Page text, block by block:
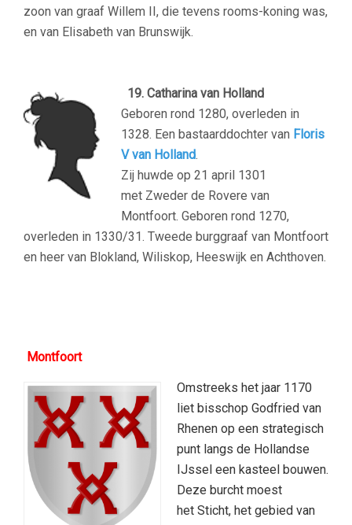
zoon van graaf Willem II, die tevens rooms-koning was,
en van Elisabeth van Brunswijk.
19. Catharina van Holland
Geboren rond 1280, overleden in
1328. Een bastaarddochter van Floris
V van Holland.
Zij huwde op 21 april 1301
met Zweder de Rovere van
Montfoort. Geboren rond 1270,
overleden in 1330/31. Tweede burggraaf van Montfoort
en heer van Blokland, Wiliskop, Heeswijk en Achthoven.
Montfoort
Omstreeks het jaar 1170
liet bisschop Godfried van
Rhenen op een strategisch
punt langs de Hollandse
IJssel een kasteel bouwen.
Deze burcht moest
het Sticht, het gebied van